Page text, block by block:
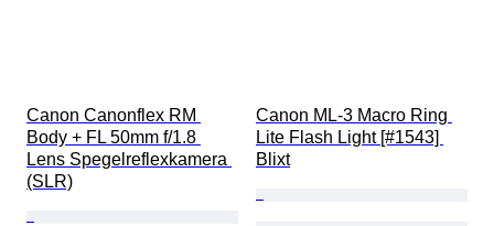
Canon Canonflex RM
Body + FL 50mm f/1.8
Lens Spegelreflexkamera
(SLR)
Canon ML-3 Macro Ring
Lite Flash Light [#1543]
Blixt